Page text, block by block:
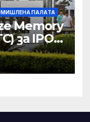
ПАЛAТА
Memory
за IPO